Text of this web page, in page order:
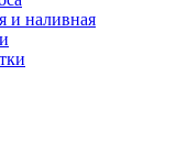
и наливная